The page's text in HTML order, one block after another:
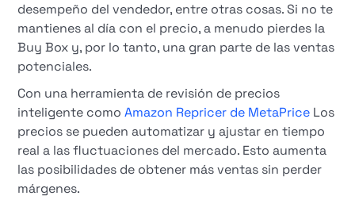
desempeño del vendedor, entre otras cosas. Si no te
mantienes al día con el precio, a menudo pierdes la
Buy Box y, por lo tanto, una gran parte de las ventas
potenciales.
Con una herramienta de revisión de precios
inteligente comoAmazon Repricer de MetaPrice Los
precios se pueden automatizar y ajustar en tiempo
real a las fluctuaciones del mercado. Esto aumenta
las posibilidades de obtener más ventas sin perder
márgenes.